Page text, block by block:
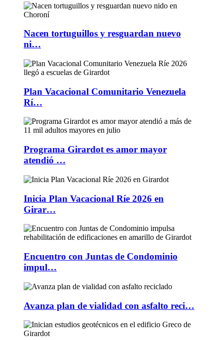
Nacen tortuguillos y resguardan nuevo
ni…
Plan Vacacional Comunitario Venezuela
Rí…
Programa Girardot es amor mayor
atendió …
Inicia Plan Vacacional Ríe 2026 en
Girar…
Encuentro con Juntas de Condominio
impul…
Avanza plan de vialidad con asfalto reci…